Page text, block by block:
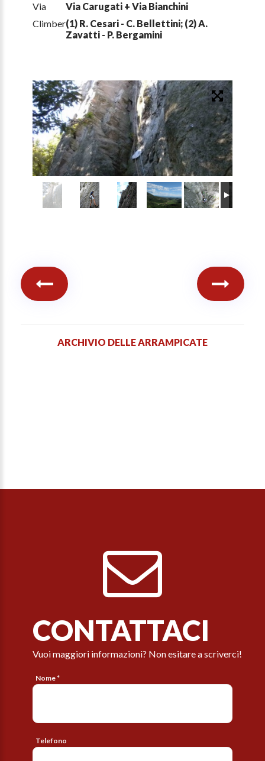
Via
Via Carugati + Via Bianchini
Climber(1) R. Cesari - C. Bellettini; (2) A.
Zavatti - P. Bergamini
ARCHIVIO DELLE ARRAMPICATE
CONTATTACI
Vuoi maggiori informazioni? Non esitare a scriverci!
Nome *
Telefono